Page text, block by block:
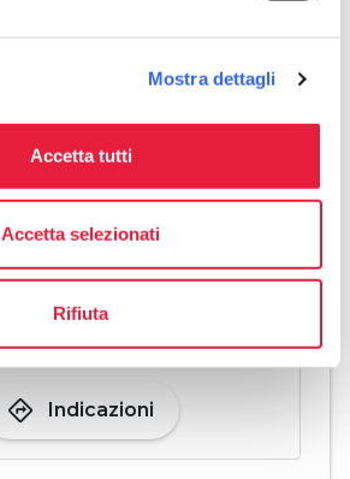
Mostra dettagli
Accetta tutti
Accetta selezionati
Rifiuta
directions Indicazioni